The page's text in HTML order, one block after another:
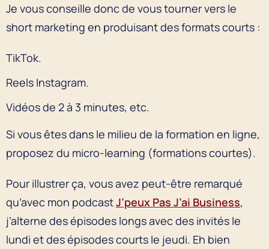
Je vous conseille donc de vous tourner vers le
short marketing en produisant des formats courts :
TikTok.
Reels Instagram.
Vidéos de 2 à 3 minutes, etc.
Si vous êtes dans le milieu de la formation en ligne,
proposez du micro-learning (formations courtes).
Pour illustrer ça, vous avez peut-être remarqué
qu’avec mon podcastJ’peux Pas J’ai Business,
j’alterne des épisodes longs avec des invités le
lundi et des épisodes courts le jeudi. Eh bien